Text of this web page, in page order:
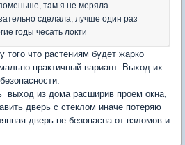
там я не меряла.
сделала, лучше один раз
годы чесать локти
того что растениям будет жарко
практичный вариант. Выход их
выход из дома расширив проем окна,
дверь с стеклом иначе потеряю
дверь не безопасна от взломов и